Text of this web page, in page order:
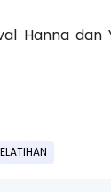
Hanna dan